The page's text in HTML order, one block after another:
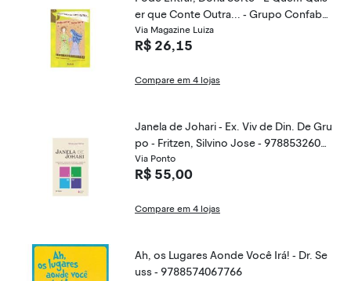
er que Conte Outra... - Grupo Confabul
ando - 9788532515698
Via Magazine Luiza
R$ 26,15
Compare em 4 lojas
Janela de Johari - Ex. Viv de Din. De Gru
po - Fritzen, Silvino Jose - 9788532602
909
Via Ponto
R$ 55,00
Compare em 4 lojas
Ah, os Lugares Aonde Você Irá! - Dr. Se
uss - 9788574067766